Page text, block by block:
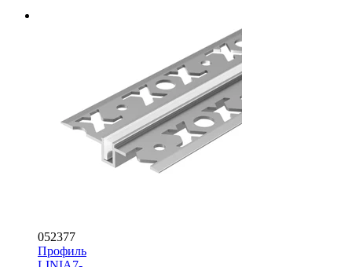
052377
Профиль